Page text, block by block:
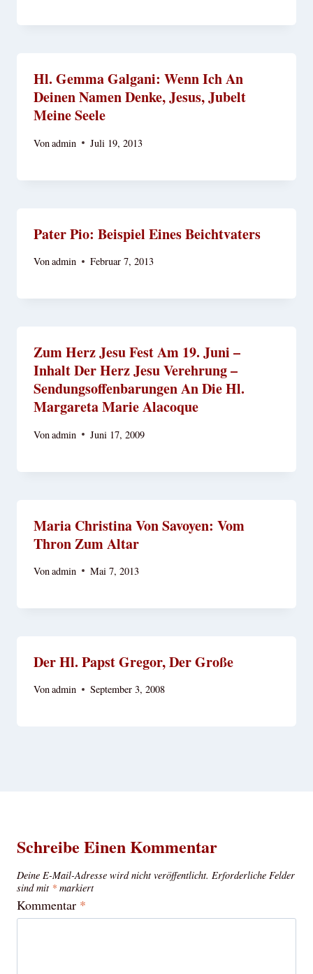
Hl. Gemma Galgani: Wenn Ich An
Deinen Namen Denke, Jesus, Jubelt
Meine Seele
Vonadmin Juli 19, 2013
Pater Pio: Beispiel Eines Beichtvaters
Vonadmin Februar 7, 2013
Zum Herz Jesu Fest Am 19. Juni –
Inhalt Der Herz Jesu Verehrung –
Sendungsoffenbarungen An Die Hl.
Margareta Marie Alacoque
Vonadmin Juni 17, 2009
Maria Christina Von Savoyen: Vom
Thron Zum Altar
Vonadmin Mai 7, 2013
Der Hl. Papst Gregor, Der Große
Vonadmin September 3, 2008
Schreibe Einen Kommentar
Deine E-Mail-Adresse wird nicht veröffentlicht. Erforderliche Felder
sind mit * markiert
Kommentar *